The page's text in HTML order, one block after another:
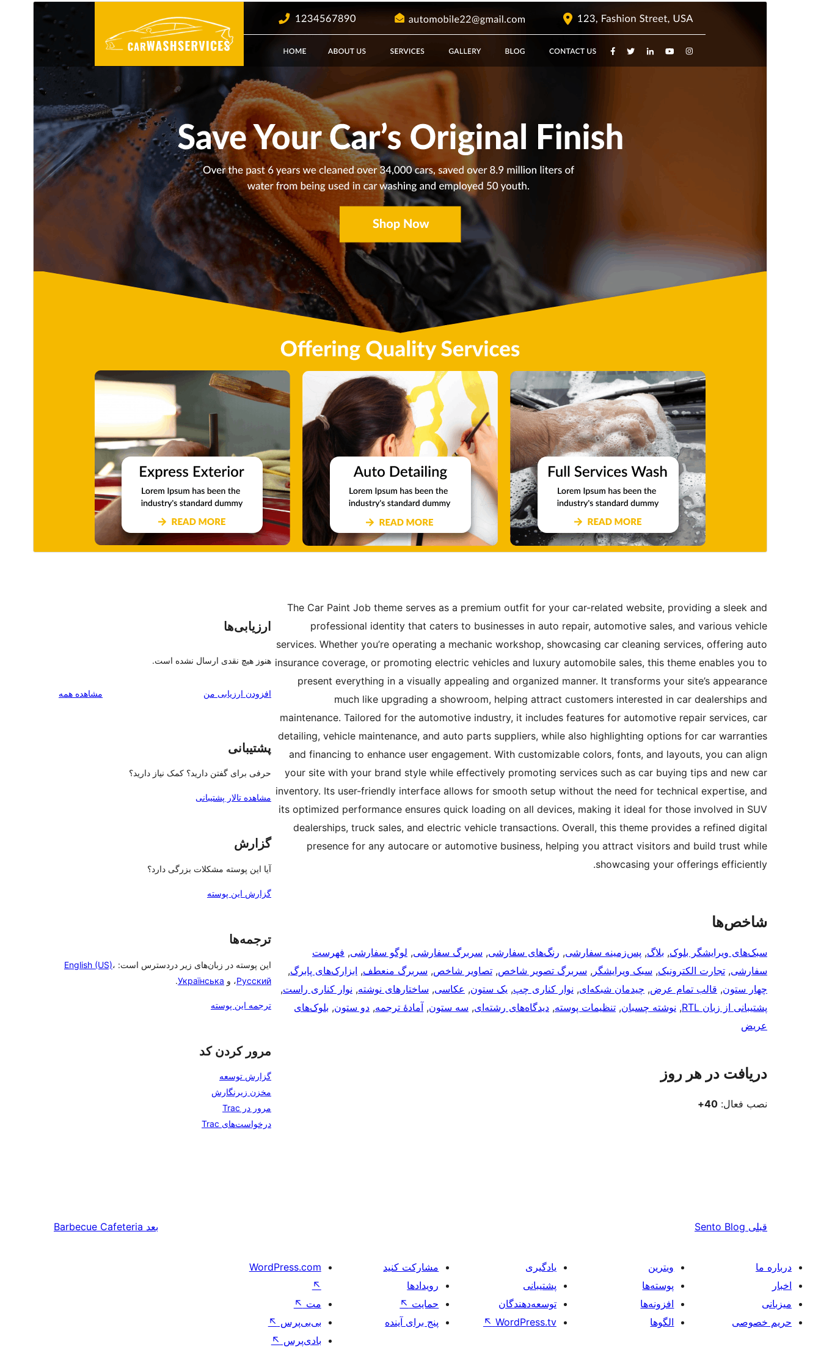
این یک پوسته فرزند ازAutomobile Hub
نگارش
4.4.4
آخرین به‌روزرسانی
17 جولای 2026
نصب‌های فعال
40+
نگارش وردپرس
5.0
نگارش PHP
5.6
صفحه اصلی پوسته
The Car Paint Job theme serves as a premium outfit for your car-related website, providing a sleek and
professional identity that caters to businesses in auto repair, automotive sales, and various vehicle
services. Whether you’re operating a mechanic workshop, showcasing car cleaning services, offering auto
insurance coverage, or promoting electric vehicles and luxury automobile sales, this theme enables you to
present everything in a visually appealing and organized manner. It transforms your site’s appearance
much like upgrading a showroom, helping attract customers interested in car dealerships and
maintenance. Tailored for the automotive industry, it includes features for automotive repair services, car
detailing, vehicle maintenance, and auto parts suppliers, while also highlighting options for car warranties
and financing to enhance user engagement. With customizable colors, fonts, and layouts, you can align
your site with your brand style while effectively promoting services such as car buying tips and new car
inventory. Its user-friendly interface allows for smooth setup without the need for technical expertise, and
its optimized performance ensures quick loading on all devices, making it ideal for those involved in SUV
dealerships, truck sales, and electric vehicle transactions. Overall, this theme provides a refined digital
presence for any autocare or automotive business, helping you attract visitors and build trust while
showcasing your offerings efficiently.
شاخص‌ها
سبک‌های ویرایشگر بلوک, بلاگ, پس‌زمینه سفارشی, رنگ‌های سفارشی, سربرگ سفارشی, لوگو سفارشی, فهرست
سفارشی, تجارت الکترونیک, سبک ویرایشگر , سربرگ تصویر شاخص, تصاویر شاخص, سربرگ منعطف, ابزارک‌های پابرگ,
چهار ستون, قالب تمام عرض, چیدمان شبکه‌ای, نوار کناری چپ, یک ستون, عکاسی, ساختارهای نوشته, نوار کناری راست,
پشتیبانی از زبان RTL
, نوشته چسبان, تنظیمات پوسته, دیدگاه‌های رشته‌ای, سه ستون, آمادهٔ ترجمه, دو ستون, بلوک‌های
عریض
دریافت در هر روز
نصب فعال: 40+
ارزیابی‌ها
هنوز هیچ نقدی ارسال نشده است.
افزودن ارزیابی من مشاهده همه
پشتیبانی
حرفی برای گفتن دارید؟ کمک نیاز دارید؟
مشاهده تالار پشتیبانی
گزارش
آیا این پوسته مشکلات بزرگی دارد؟
گزارش این پوسته
ترجمه‌ها
این پوسته در زبان‌های زیر دردسترس است: English (US)،
Русский، و Українська
.
ترجمه این پوسته
مرور کردن کد
گزارش توسعه
مخزن زیرنگارش
مرور در Trac
درخواست‌های Trac
قبلی Sento Blog بعد Barbecue Cafeteria
درباره ما
اخبار
میزبانی
حریم خصوصی
ویترین
پوسته‌ها
افزونه‌ها
الگوها
یادگیری
پشتیبانی
توسعه‌دهندگان
WordPress.tv
↖
مشارکت کنید
رویدادها
حمایت ↖
پنج برای آینده
WordPress.com
↖
مت ↖
بی‌بی‌پرس ↖
بادی‌پرس ↖